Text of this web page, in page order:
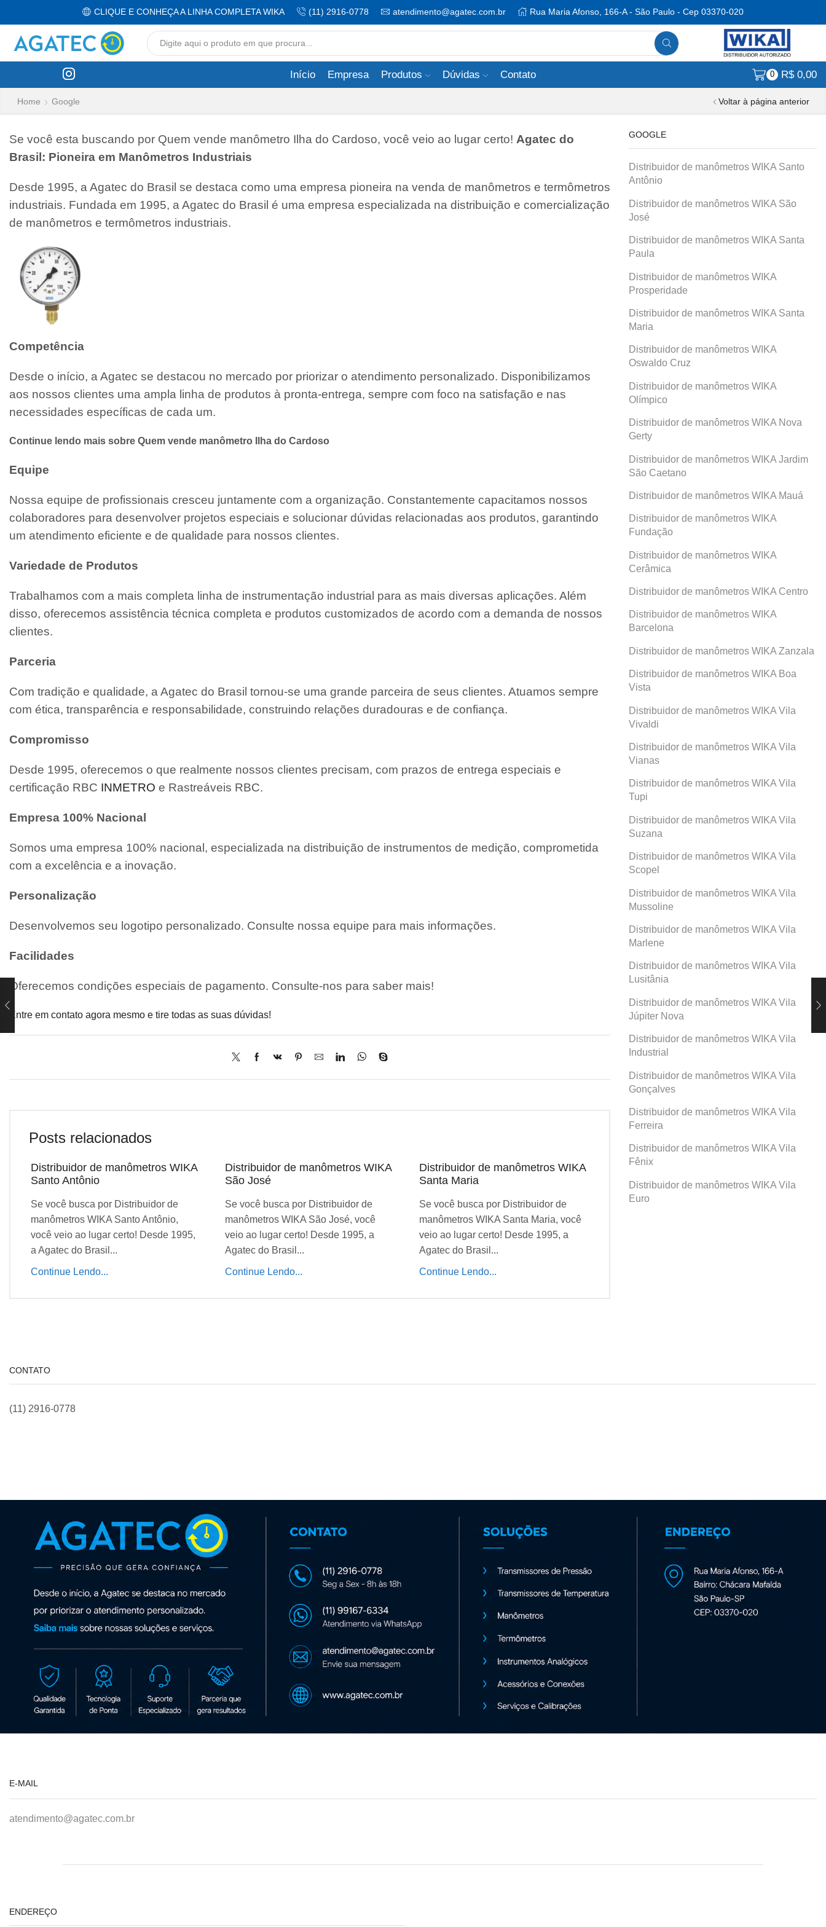
CLIQUE E CONHEÇA A LINHA COMPLETA WIKA (11) 2916-0778 atendimento@agatec.com.br Rua Maria Afonso, 166-A - São Paulo - Cep 03370-020
input
Início Empresa Produtos Dúvidas Contato 0 R$0,00
Voltar à página anterior
Home Google
Se você esta buscando por Quem vende manômetro Ilha do Cardoso, você veio ao lugar certo! Agatec do
Brasil: Pioneira em Manômetros Industriais
Desde 1995, a Agatec do Brasil se destaca como uma empresa pioneira na venda de manômetros e termômetros
industriais. Fundada em 1995, a Agatec do Brasil é uma empresa especializada na distribuição e comercialização
de manômetros e termômetros industriais.
Competência
Desde o início, a Agatec se destacou no mercado por priorizar o atendimento personalizado. Disponibilizamos
aos nossos clientes uma ampla linha de produtos à pronta-entrega, sempre com foco na satisfação e nas
necessidades específicas de cada um.
Continue lendo mais sobre Quem vende manômetro Ilha do Cardoso
Equipe
Nossa equipe de profissionais cresceu juntamente com a organização. Constantemente capacitamos nossos
colaboradores para desenvolver projetos especiais e solucionar dúvidas relacionadas aos produtos, garantindo
um atendimento eficiente e de qualidade para nossos clientes.
Variedade de Produtos
Trabalhamos com a mais completa linha de instrumentação industrial para as mais diversas aplicações. Além
disso, oferecemos assistência técnica completa e produtos customizados de acordo com a demanda de nossos
clientes.
Parceria
Com tradição e qualidade, a Agatec do Brasil tornou-se uma grande parceira de seus clientes. Atuamos sempre
com ética, transparência e responsabilidade, construindo relações duradouras e de confiança.
Compromisso
Desde 1995, oferecemos o que realmente nossos clientes precisam, com prazos de entrega especiais e
certificação RBC INMETRO e Rastreáveis RBC.
Empresa 100% Nacional
Somos uma empresa 100% nacional, especializada na distribuição de instrumentos de medição, comprometida
com a excelência e a inovação.
Personalização
Desenvolvemos seu logotipo personalizado. Consulte nossa equipe para mais informações.
Facilidades
Oferecemos condições especiais de pagamento. Consulte-nos para saber mais!
Entre em contato agora mesmo e tire todas as suas dúvidas!
Posts relacionados
Distribuidor de manômetros WIKA
Santo Antônio
Se você busca por Distribuidor de
manômetros WIKA Santo Antônio,
você veio ao lugar certo! Desde 1995,
a Agatec do Brasil...
Continue Lendo...
Distribuidor de manômetros WIKA
São José
Se você busca por Distribuidor de
manômetros WIKA São José, você
veio ao lugar certo! Desde 1995, a
Agatec do Brasil...
Continue Lendo...
Distribuidor de manômetros WIKA
Santa Maria
Se você busca por Distribuidor de
manômetros WIKA Santa Maria, você
veio ao lugar certo! Desde 1995, a
Agatec do Brasil...
Continue Lendo...
Distribuidor de manômetros WIKA
Prosperidade
Se você busca por Distribuidor de
GOOGLE
Distribuidor de manômetros WIKA Santo
Antônio
Distribuidor de manômetros WIKA São
José
Distribuidor de manômetros WIKA Santa
Paula
Distribuidor de manômetros WIKA
Prosperidade
Distribuidor de manômetros WIKA Santa
Maria
Distribuidor de manômetros WIKA
Oswaldo Cruz
Distribuidor de manômetros WIKA
Olímpico
Distribuidor de manômetros WIKA Nova
Gerty
Distribuidor de manômetros WIKA Jardim
São Caetano
Distribuidor de manômetros WIKA Mauá
Distribuidor de manômetros WIKA
Fundação
Distribuidor de manômetros WIKA
Cerâmica
Distribuidor de manômetros WIKA Centro
Distribuidor de manômetros WIKA
Barcelona
Distribuidor de manômetros WIKA Zanzala
Distribuidor de manômetros WIKA Boa
Vista
Distribuidor de manômetros WIKA Vila
Vivaldi
Distribuidor de manômetros WIKA Vila
Vianas
Distribuidor de manômetros WIKA Vila
Tupi
Distribuidor de manômetros WIKA Vila
Suzana
Distribuidor de manômetros WIKA Vila
Scopel
Distribuidor de manômetros WIKA Vila
Mussoline
Distribuidor de manômetros WIKA Vila
Marlene
Distribuidor de manômetros WIKA Vila
Lusitânia
Distribuidor de manômetros WIKA Vila
Júpiter Nova
Distribuidor de manômetros WIKA Vila
Industrial
Distribuidor de manômetros WIKA Vila
Gonçalves
Distribuidor de manômetros WIKA Vila
Ferreira
Distribuidor de manômetros WIKA Vila
Fênix
Distribuidor de manômetros WIKA Vila
Euro
CONTATO
(11) 2916-0778
E-MAIL
atendimento@agatec.com.br
ENDEREÇO